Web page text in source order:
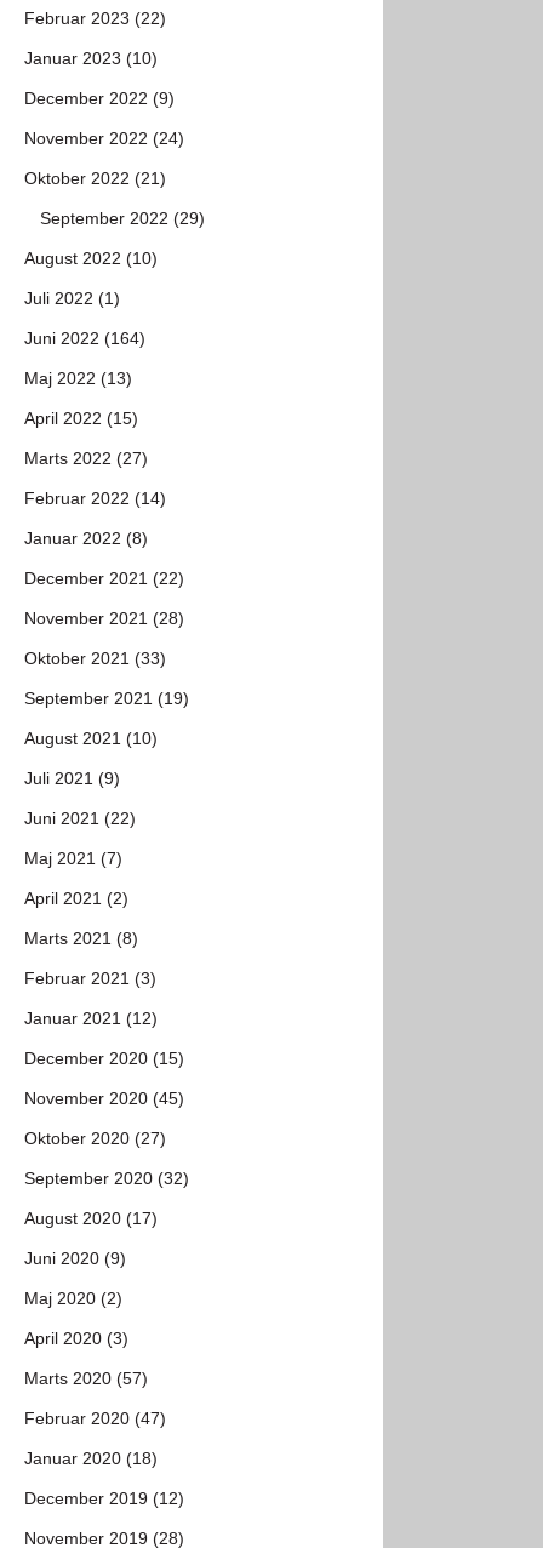
Februar 2023 (22)
Januar 2023 (10)
December 2022 (9)
November 2022 (24)
Oktober 2022 (21)
September 2022 (29)
August 2022 (10)
Juli 2022 (1)
Juni 2022 (164)
Maj 2022 (13)
April 2022 (15)
Marts 2022 (27)
Februar 2022 (14)
Januar 2022 (8)
December 2021 (22)
November 2021 (28)
Oktober 2021 (33)
September 2021 (19)
August 2021 (10)
Juli 2021 (9)
Juni 2021 (22)
Maj 2021 (7)
April 2021 (2)
Marts 2021 (8)
Februar 2021 (3)
Januar 2021 (12)
December 2020 (15)
November 2020 (45)
Oktober 2020 (27)
September 2020 (32)
August 2020 (17)
Juni 2020 (9)
Maj 2020 (2)
April 2020 (3)
Marts 2020 (57)
Februar 2020 (47)
Januar 2020 (18)
December 2019 (12)
November 2019 (28)